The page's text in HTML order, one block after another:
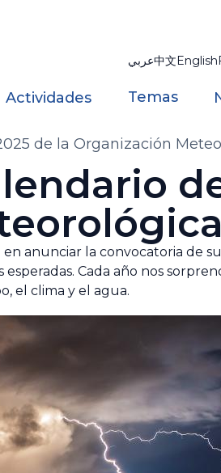
عربي中文English
Actividades Temas
de la Organización
anunciar la convocatoria de
Cada año nos
el clima y el agua.